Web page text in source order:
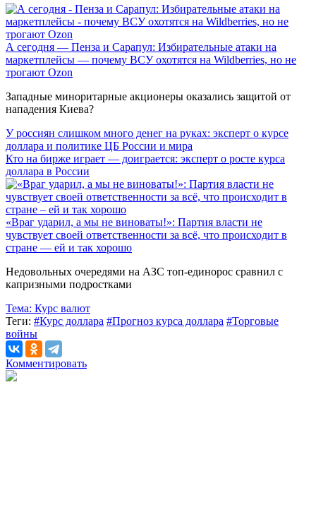
А сегодня — Пенза и Сарапул: Избирательные атаки на
маркетплейсы — почему ВСУ охотятся на Wildberries, но не
трогают Оzon
Западные миноритарные акционеры оказались защитой от
нападения Киева?
У россиян слишком много денег на руках: эксперт о курсе
доллара и политике ЦБ России и мира
Кто на бирже играет — доиграется: эксперт о росте курса
доллара в России
«Враг ударил, а мы не виноваты!»: Партия власти не
чувствует своей ответственности за всё, что происходит в
стране — ей и так хорошо
Недовольных очередями на АЗС топ-единорос сравнил с
капризными подростками
Тема: Курс валют
Теги: #Курс доллара #Прогноз курса доллара #Торговые
войны
Комментировать